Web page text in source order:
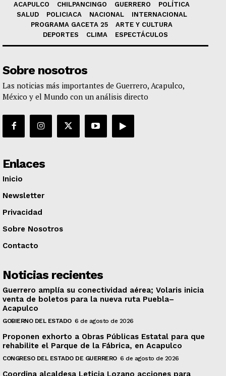
ACAPULCO CHILPANCINGO GUERRERO
POLÍTICA
SALUD
POLICIACA NACIONAL
INTERNACIONAL
PROGRAMA GACETA 25
ARTE Y CULTURA
DEPORTES
CLIMA ESPECTÁCULOS
Sobre nosotros
Las noticias más importantes de Guerrero, Acapulco,
México y el Mundo con un análisis directo
Enlaces
Inicio
Newsletter
Privacidad
Sobre Nosotros
Contacto
Noticias recientes
Guerrero amplía su conectividad aérea; Volaris inicia
venta de boletos para la nueva ruta Puebla–
Acapulco
GOBIERNO DEL ESTADO 6 de agosto de 2026
Proponen exhorto a Obras Públicas Estatal para que
rehabilite el Parque de la Fábrica, en Acapulco
CONGRESO DEL ESTADO DE GUERRERO 6 de agosto de 2026
Coordina alcaldesa Leticia Lozano acciones para